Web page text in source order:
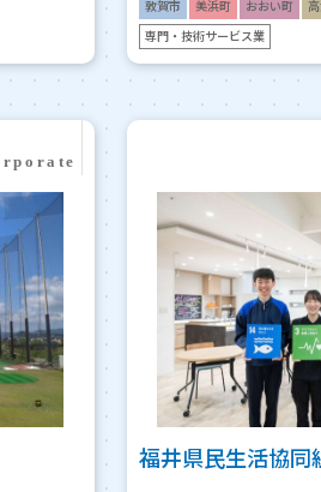
敦賀市 美浜町 おおい町
専門・技術サービス業
福井県民生活協同